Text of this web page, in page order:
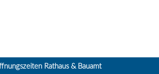
Rathaus & Bauamt